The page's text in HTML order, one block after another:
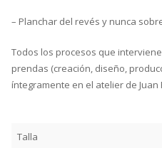
– Planchar del revés y nunca
Todos los procesos que
prendas (creación, diseño,
íntegramente en el atelier de Juan
Talla